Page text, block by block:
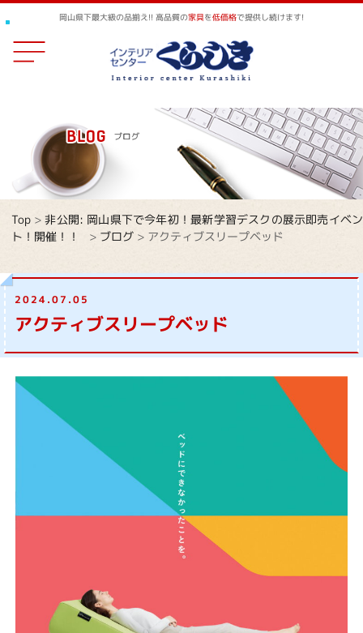
岡山県下最大級の品揃え!! 高品質の家具を低価格で提供し続けます!
Top >非公開: 岡山県下で今年初！最新学習デスクの展示即売イベン
ト！開催！！
> ブログ > アクティブスリープベッド
2024.07.05
アクティブスリープベッド